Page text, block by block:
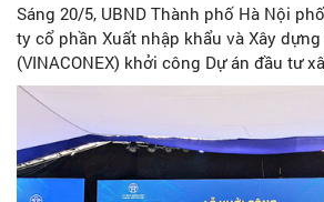
Sáng 20/5, UBND Thành phố Hà Nội
ty cổ phần Xuất nhập khẩu và Xây dựng
(VINACONEX) khởi công Dự án đầu tư
doanh kết cấu hạ tầng Khu công